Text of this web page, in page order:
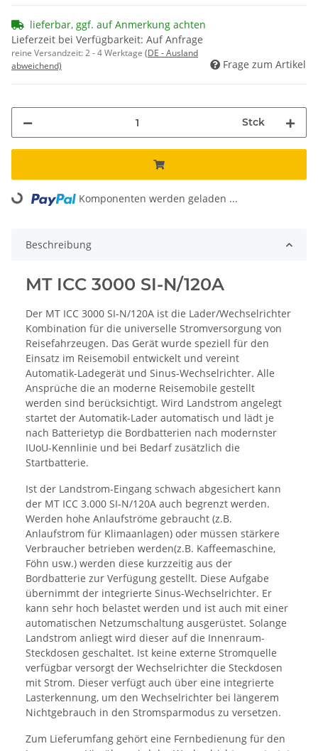
lieferbar, ggf. auf Anmerkung achten
Lieferzeit bei Verfügbarkeit: Auf Anfrage
reine Versandzeit:2 - 4 Werktage (DE - Ausland
abweichend)
Frage zum Artikel
Stck
Loading... Komponenten werden geladen ...
Beschreibung
MT ICC 3000 SI-N/120A
Der MT ICC 3000 SI-N/120A ist die Lader/Wechselrichter
Kombination für die universelle Stromversorgung von
Reisefahrzeugen. Das Gerät wurde speziell für den
Einsatz im Reisemobil entwickelt und vereint
Automatik-Ladegerät und Sinus-Wechselrichter. Alle
Ansprüche die an moderne Reisemobile gestellt
werden sind berücksichtigt. Wird Landstrom angelegt
startet der Automatik-Lader automatisch und lädt je
nach Batterietyp die Bordbatterien nach modernster
IUoU-Kennlinie und bei Bedarf zusätzlich die
Startbatterie.
Ist der Landstrom-Eingang schwach abgesichert kann
der MT ICC 3.000 SI-N/120A auch begrenzt werden.
Werden hohe Anlaufströme gebraucht (z.B.
Anlaufstrom für Klimaanlagen) oder müssen stärkere
Verbraucher betrieben werden(z.B. Kaffeemaschine,
Föhn usw.) werden diese kurzzeitig aus der
Bordbatterie zur Verfügung gestellt. Diese Aufgabe
übernimmt der integrierte Sinus-Wechselrichter. Er
kann sehr hoch belastet werden und ist auch mit einer
automatischen Netzumschaltung ausgerüstet. Solange
Landstrom anliegt wird dieser auf die Innenraum-
Steckdosen geschaltet. Ist keine externe Stromquelle
verfügbar versorgt der Wechselrichter die Steckdosen
mit Strom. Dieser verfügt auch über eine integrierte
Lasterkennung, um den Wechselrichter bei längerem
Nichtgebrauch in den Stromsparmodus zu versetzen.
Zum Lieferumfang gehört eine Fernbedienung für den